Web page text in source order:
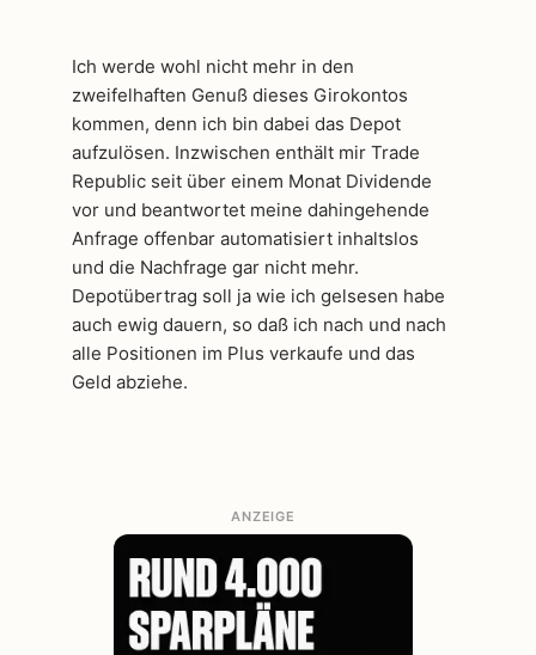
Ich werde wohl nicht mehr in den
zweifelhaften Genuß dieses Girokontos
kommen, denn ich bin dabei das Depot
aufzulösen. Inzwischen enthält mir Trade
Republic seit über einem Monat Dividende
vor und beantwortet meine dahingehende
Anfrage offenbar automatisiert inhaltslos
und die Nachfrage gar nicht mehr.
Depotübertrag soll ja wie ich gelsesen habe
auch ewig dauern, so daß ich nach und nach
alle Positionen im Plus verkaufe und das
Geld abziehe.
ANZEIGE